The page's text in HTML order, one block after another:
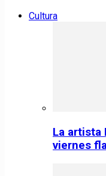
Cultura
La artista
viernes